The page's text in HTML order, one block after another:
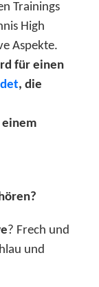
Trainings
High
Aspekte.
für einen
, die
einem
? Frech und
und